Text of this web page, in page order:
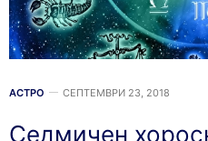
АСТРО СЕПТЕМВРИ 23, 2018
Седмичен